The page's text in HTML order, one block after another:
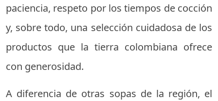
paciencia, respeto por los tiempos de cocción
y, sobre todo, una selección cuidadosa de los
productos que la tierra colombiana ofrece
con generosidad.
A diferencia de otras sopas de la región, el